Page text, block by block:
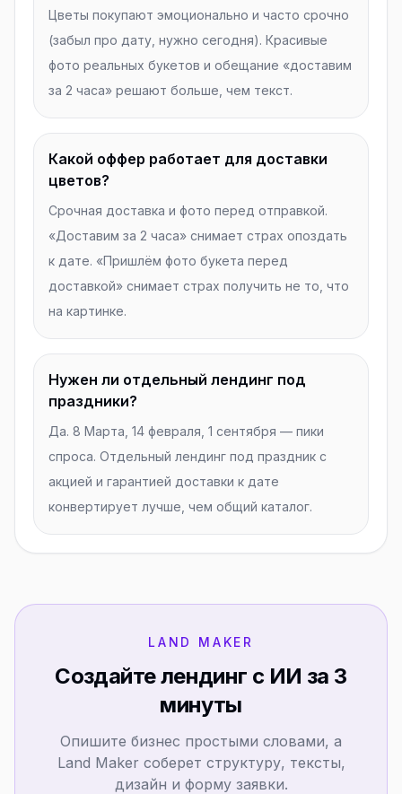
Цветы покупают эмоционально и часто срочно
(забыл про дату, нужно сегодня). Красивые
фото реальных букетов и обещание «доставим
за 2 часа» решают больше, чем текст.
Какой оффер работает для доставки
цветов?
Срочная доставка и фото перед отправкой.
«Доставим за 2 часа» снимает страх опоздать
к дате. «Пришлём фото букета перед
доставкой» снимает страх получить не то, что
на картинке.
Нужен ли отдельный лендинг под
праздники?
Да. 8 Марта, 14 февраля, 1 сентября — пики
спроса. Отдельный лендинг под праздник с
акцией и гарантией доставки к дате
конвертирует лучше, чем общий каталог.
LAND MAKER
Создайте лендинг с ИИ за 3
минуты
Опишите бизнес простыми словами, а
Land Maker соберет структуру, тексты,
дизайн и форму заявки.